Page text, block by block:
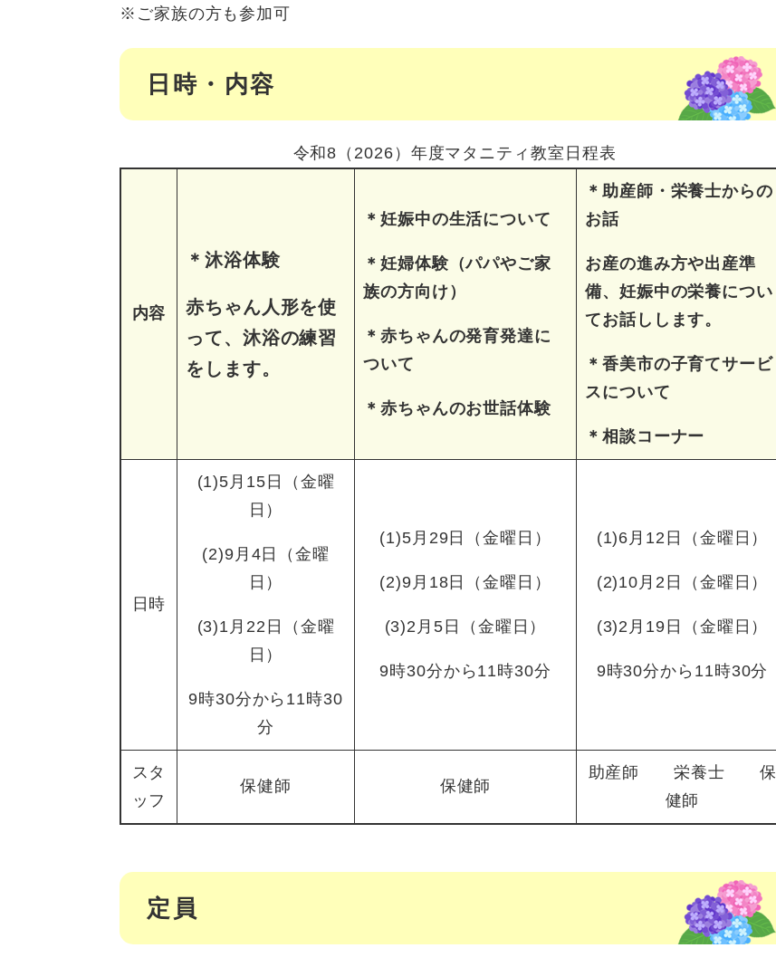
※ご家族の方も参加可
日時・内容
令和8（2026）年度マタニティ教室日程表
内容
＊沐浴体験
赤ちゃん人形を使
って、沐浴の練習
をします。
＊妊娠中の生活について
＊妊婦体験（パパやご家
族の方向け）
＊赤ちゃんの発育発達に
ついて
＊赤ちゃんのお世話体験
＊助産師・栄養士からの
お話
お産の進み方や出産準
備、妊娠中の栄養につい
てお話しします。
＊香美市の子育てサービ
スについて
＊相談コーナー
日時
(1)5月15日（金曜
日）
(2)9月4日（金曜
日）
(3)1月22日（金曜
日）
9時30分から11時30
分
(1)5月29日（金曜日）
(2)9月18日（金曜日）
(3)2月5日（金曜日）
9時30分から11時30分
(1)6月12日（金曜日）
(2)10月2日（金曜日）
(3)2月19日（金曜日）
9時30分から11時30分
スタ
ッフ
保健師 保健師
助産師 栄養士 保
健師
定員